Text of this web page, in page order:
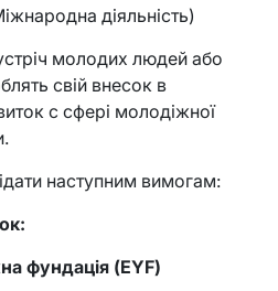
діяльність)
молодих людей або
свій внесок в
с сфері молодіжної
наступним вимогам:
фундація (EYF)